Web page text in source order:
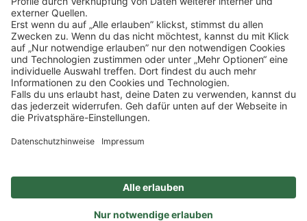
Klickehier, um alle offenen Jobs zu sehen.
Impressum Datenschutz
Privatsphäre-Einstellungen
FAQ
Veranstaltungen
Sitemap